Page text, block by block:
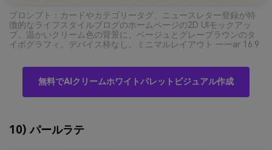
プロンプト：カードやカテゴリータグ、ニュースレター登録が特
徴的なライフスタイルブログのホームページの2D UIモックアッ
プ。温かいクリーム色の背景に、ベージュとグレーブラウンのタ
イポグラフィ。デバイス枠なし。ミニマルレイアウト ——ar 16:9
無料でAIクリームホワイトパレットビジュアル作成
10) パールラテ